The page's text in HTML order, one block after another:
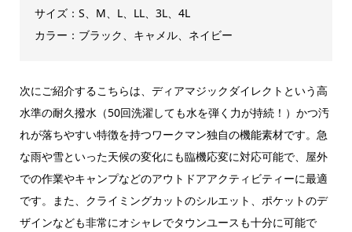
サイズ：S、M、L、LL、3L、4L
カラー：ブラック、キャメル、ネイビー
次にご紹介するこちらは、ディアマジックダイレクトという高
水準の耐久撥水（50回洗濯しても水を弾く力が持続！）かつ汚
れが落ちやすい特徴を持つワークマン独自の機能素材です。急
な雨や雪といった天候の変化にも臨機応変に対応可能で、屋外
での作業やキャンプなどのアウトドアアクティビティーに最適
です。また、クライミングカットのシルエット、ポケットのデ
ザインなども非常にオシャレでタウンユースも十分に可能で